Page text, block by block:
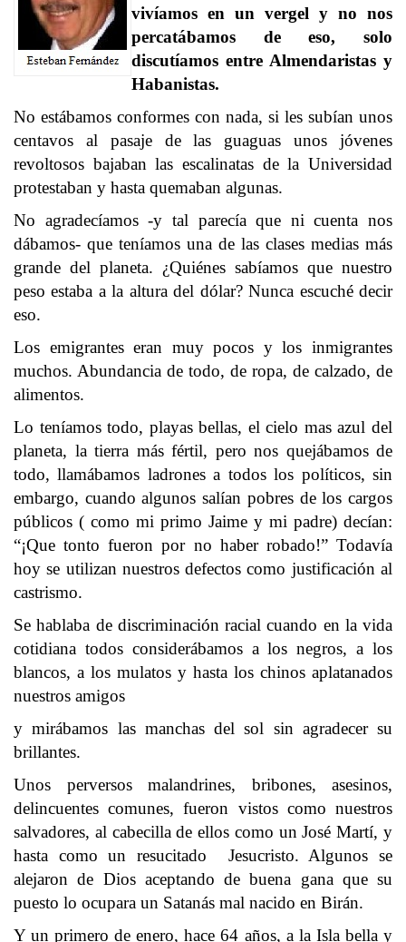
vivíamos en un vergel y no nos
percatábamos de eso, solo
discutíamos entre Almendaristas y
Habanistas.
No estábamos conformes con nada, si les subían unos
centavos al pasaje de las guaguas unos jóvenes
revoltosos bajaban las escalinatas de la Universidad
protestaban y hasta quemaban algunas.
No agradecíamos -y tal parecía que ni cuenta nos
dábamos- que teníamos una de las clases medias más
grande del planeta. ¿Quiénes sabíamos que nuestro
peso estaba a la altura del dólar? Nunca escuché decir
eso.
Los emigrantes eran muy pocos y los inmigrantes
muchos. Abundancia de todo, de ropa, de calzado, de
alimentos.
Lo teníamos todo, playas bellas, el cielo mas azul del
planeta, la tierra más fértil, pero nos quejábamos de
todo, llamábamos ladrones a todos los políticos, sin
embargo, cuando algunos salían pobres de los cargos
públicos ( como mi primo Jaime y mi padre) decían:
“¡Que tonto fueron por no haber robado!” Todavía
hoy se utilizan nuestros defectos como justificación al
castrismo.
Se hablaba de discriminación racial cuando en la vida
cotidiana todos considerábamos a los negros, a los
blancos, a los mulatos y hasta los chinos aplatanados
nuestros amigos
y mirábamos las manchas del sol sin agradecer su
brillantes.
Unos perversos malandrines, bribones, asesinos,
delincuentes comunes, fueron vistos como nuestros
salvadores, al cabecilla de ellos como un José Martí, y
hasta como un resucitado Jesucristo. Algunos se
alejaron de Dios aceptando de buena gana que su
puesto lo ocupara un Satanás mal nacido en Birán.
Y un primero de enero, hace 64 años, a la Isla bella y